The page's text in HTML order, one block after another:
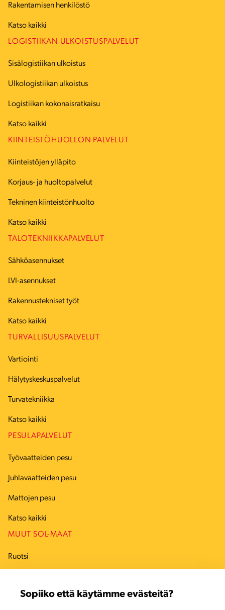
Sopiiko että käytämme evästeitä?
Rakentamisen henkilöstö
Katso kaikki
LOGISTIIKAN ULKOISTUSPALVELUT
Sisälogistiikan ulkoistus
Ulkologistiikan ulkoistus
Logistiikan kokonaisratkaisu
Katso kaikki
KIINTEISTÖHUOLLON PALVELUT
Kiinteistöjen ylläpito
Korjaus- ja huoltopalvelut
Tekninen kiinteistönhuolto
Katso kaikki
TALOTEKNIIKKAPALVELUT
Sähköasennukset
LVI-asennukset
Rakennustekniset työt
Katso kaikki
TURVALLISUUSPALVELUT
Vartiointi
Hälytyskeskuspalvelut
Turvatekniikka
Katso kaikki
PESULAPALVELUT
Työvaatteiden pesu
Juhlavaatteiden pesu
Mattojen pesu
Katso kaikki
MUUT SOL-MAAT
Ruotsi
Viro